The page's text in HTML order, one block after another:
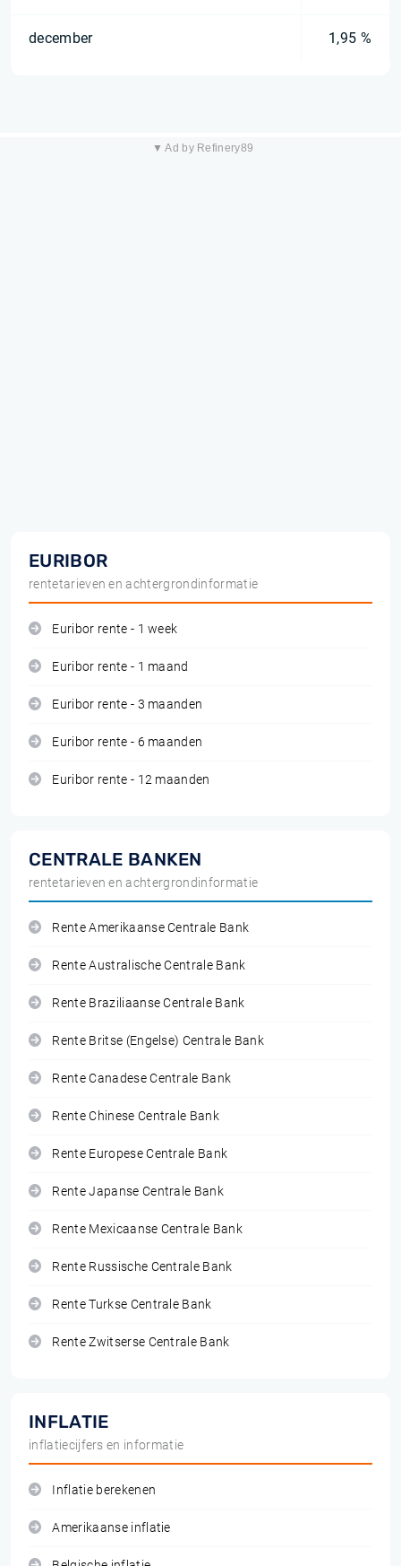
december 1,95 %
▼ Ad by Refinery89
EURIBOR
rentetarieven en achtergrondinformatie
Euribor rente - 1 week
Euribor rente - 1 maand
Euribor rente - 3 maanden
Euribor rente - 6 maanden
Euribor rente - 12 maanden
CENTRALE BANKEN
rentetarieven en achtergrondinformatie
Rente Amerikaanse Centrale Bank
Rente Australische Centrale Bank
Rente Braziliaanse Centrale Bank
Rente Britse (Engelse) Centrale Bank
Rente Canadese Centrale Bank
Rente Chinese Centrale Bank
Rente Europese Centrale Bank
Rente Japanse Centrale Bank
Rente Mexicaanse Centrale Bank
Rente Russische Centrale Bank
Rente Turkse Centrale Bank
Rente Zwitserse Centrale Bank
INFLATIE
inflatiecijfers en informatie
Inflatie berekenen
Amerikaanse inflatie